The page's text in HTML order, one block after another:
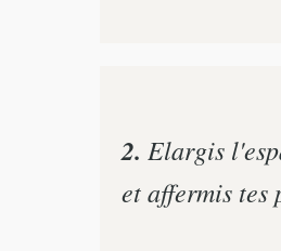
2. Elargis
et affermis tes